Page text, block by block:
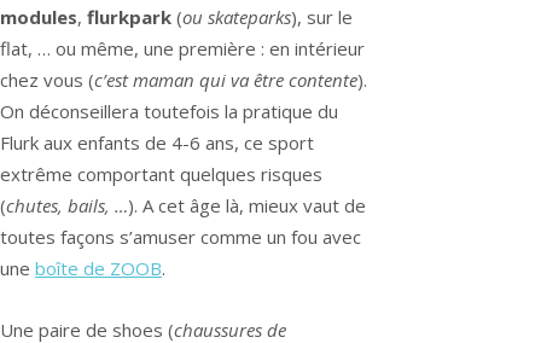
modules, flurkpark (ou skateparks), sur le
flat, … ou même, une première : en intérieur
chez vous (c’est maman qui va être contente).
On déconseillera toutefois la pratique du
Flurk aux enfants de 4-6 ans, ce sport
extrême comportant quelques risques
(chutes, bails, …). A cet âge là, mieux vaut de
toutes façons s’amuser comme un fou avec
une boîte de ZOOB.
Une paire de shoes (chaussures de